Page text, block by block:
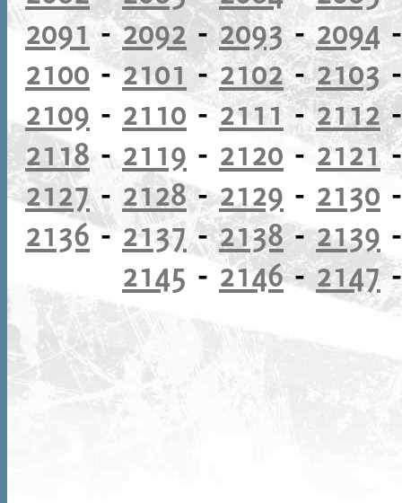
2091 -2092-2093-2094
2100 -2101-2102-2103
2109 - 2110 -2111-2112
2118- 2119 - 2120 - 2121
2127- 2128-2129 - 2130
2136- 2137-2138-2139
2145 - 2146-2147